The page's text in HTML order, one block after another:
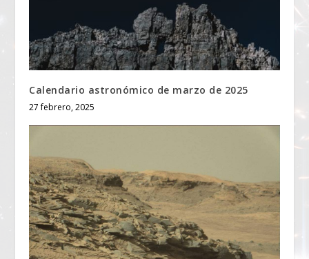
Calendario astronómico de marzo de 2025
27 febrero, 2025